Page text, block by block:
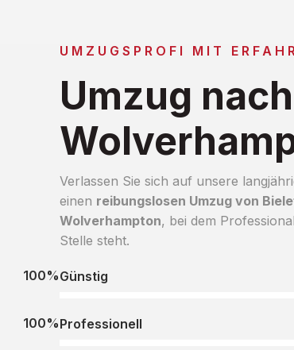
UMZUGSPROFI MIT
Umzug nach
Verlassen Sie sich auf unsere
einen reibungslosen Umzug von
Wolverhampton, bei dem
Stelle steht.
Günstig
100%
Professionell
100%